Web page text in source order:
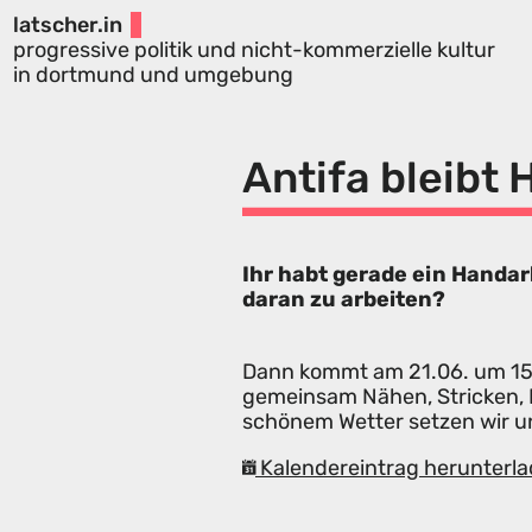
latscher.in
progressive politik und nicht-kommerzielle kultur
in dortmund und umgebung
Antifa bleibt
Ihr habt gerade ein
daran zu arbeiten?
Dann kommt am 21.06. um
gemeinsam Nähen,
schönem Wetter setzen wir
Kalendereintrag